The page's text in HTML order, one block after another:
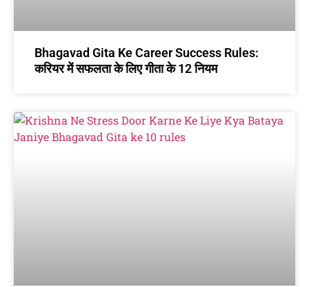
Bhagavad Gita Ke Career Success Rules:
करियर में सफलता के लिए गीता के 12 नियम